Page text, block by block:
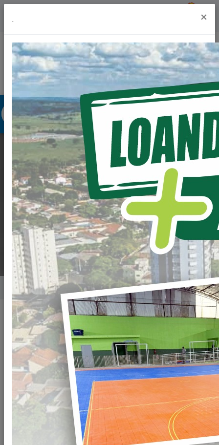
LOANDA EM OBRAS,
MORADORES DO
CONJUNTO BEIJA-
FLOR
Home Notícias
Publicado em: 19/04/2024 19:00
Compartilhar WHATSAPP
. ×